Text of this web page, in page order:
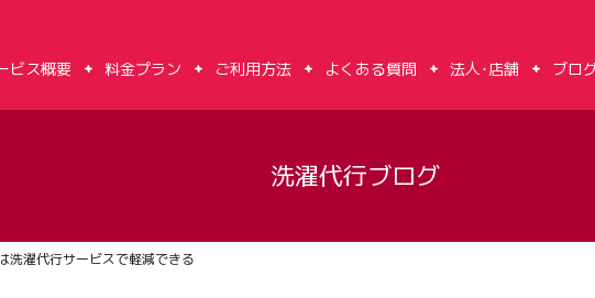
ビス概要 料金プラン ご利用方法 よくある質問 法人･店舗 ブロ
洗濯代行ブログ
洗濯代行サービスで軽減できる